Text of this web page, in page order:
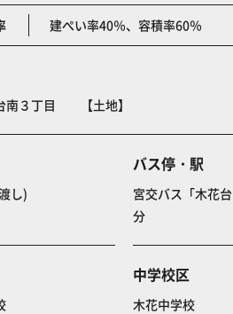
建ぺい率40％、容積率60％
南３丁目 【土地】
し)
バス停・駅
宮交バス「木花
分
中学校区
木花中学校